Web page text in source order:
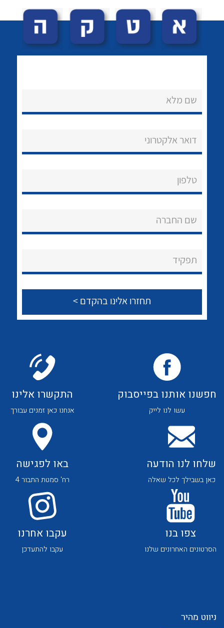
נקודות מכירה
הצוות שלנו
שאלות ותשובות
צור קשר
לכל מוצרי היצרן
לכל מוצרי היצרן לכל מוצרי היצרן
לכל מוצרי היצרן לכל מוצרי היצרן
לכל מוצרי היצרן לכל מוצרי היצרן
לכל מוצרי היצרן
שם מלא
דואר אלקטרוני
טלפון
שם החברה
תפקיד
חפשנו אותנו בפייסבוק
עשו לנו לייק
התקשרו אלינו
אנחנו כאן זמנים עבורך
שלחו לנו הודעה
כאן בשבילך לכל שאלה
באו לפגישה
רח' סמטת התבור 4
צפו בנו
הסרטונים האחרונים שלנו
עקבו אחרנו
עקבו להתעדכן
ניווט מהיר